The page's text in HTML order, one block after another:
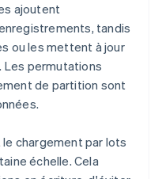
ajoutent
tandis
ou les mettent à jour
Les permutations
de partition sont
chargement par lots
échelle. Cela